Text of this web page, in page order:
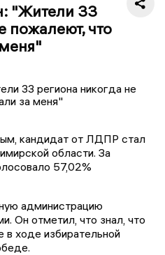
"Жители 33
пожалеют, что
кандидат от ЛДПР стал
области. За
57,02%
администрацию
Он отметил, что знал, что
в ходе избирательной